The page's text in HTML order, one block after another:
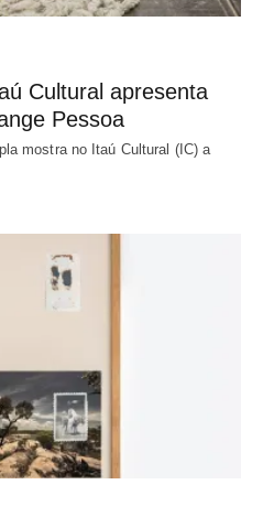
Cultural apresenta
Pessoa
mostra no Itaú Cultural (IC) a